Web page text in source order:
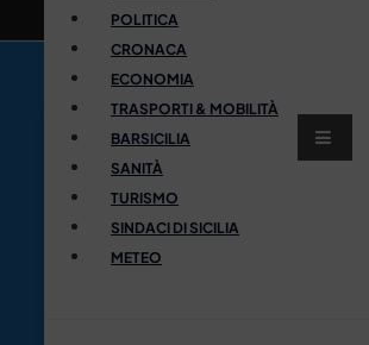
POLITICA
CRONACA
ECONOMIA
TRASPORTI & MOBILITÀ
BARSICILIA
SANITÀ
TURISMO
SINDACI DI SICILIA
METEO